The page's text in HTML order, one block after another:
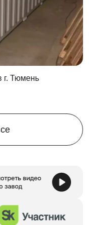
чтобы
Он
поверхность.
вы сможете
до 100 раз и
как новый!
даже после 5 лет
быстро
г. Тюмень